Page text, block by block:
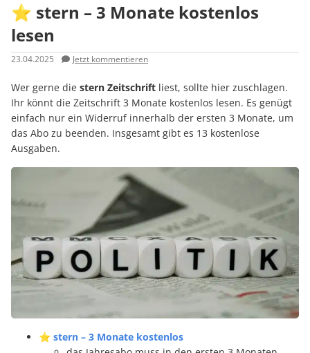
⭐ stern – 3 Monate kostenlos
lesen
23.04.2025 Jetzt kommentieren
Wer gerne die stern Zeitschrift liest, sollte hier zuschlagen.
Ihr könnt die Zeitschrift 3 Monate kostenlos lesen. Es genügt
einfach nur ein Widerruf innerhalb der ersten 3 Monate, um
das Abo zu beenden. Insgesamt gibt es 13 kostenlose
Ausgaben.
⭐ stern – 3 Monate kostenlos